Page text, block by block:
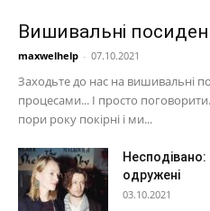
Вишивальні
maxwelhelp - 07.10.2021
Заходьте до нас на вишивальні
процесами... І просто
пори року покірні і ми...
Несподівано:
одружені
03.10.2021